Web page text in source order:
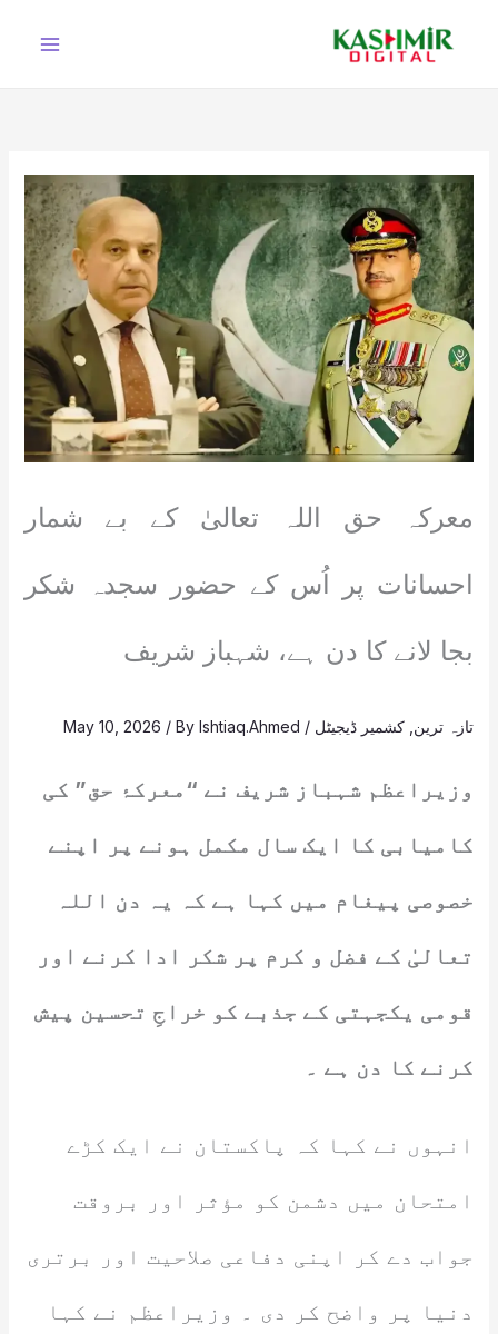
معرکہ حق اللہ تعالیٰ کے بے شمار
احسانات پر اُس کے حضور سجدہ شکر
بجا لانے کا دن ہے، شہباز شریف
تازہ ترین کشمیر ڈیجیٹل /
May 10, 2026 / ByIshtiaq.Ahmed
وزیراعظم شہباز شریف نے “معرکۂ حق” کی
کامیابی کا ایک سال مکمل ہونے پر اپنے
خصوصی پیغام میں کہا ہے کہ یہ دن اللہ
تعالیٰ کے فضل و کرم پر شکر ادا کرنے اور
قومی یکجہتی کے جذبے کو خراجِ تحسین پیش
کرنے کا دن ہے ۔
انہوں نے کہا کہ پاکستان نے ایک کڑے
امتحان میں دشمن کو مؤثر اور بروقت
جواب دے کر اپنی دفاعی صلاحیت اور برتری
دنیا پر واضح کر دی ۔ وزیراعظم نے کہا